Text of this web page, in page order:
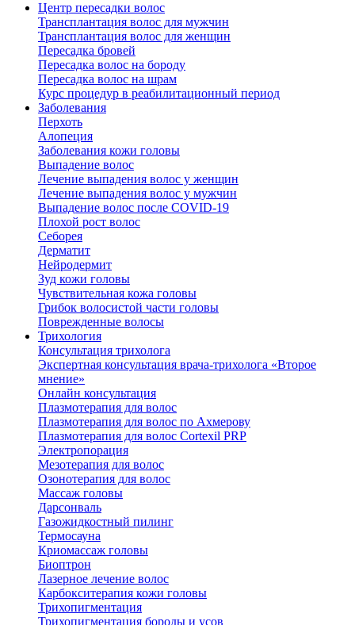
Центр пересадки волос
Трансплантация волос для мужчин
Трансплантация волос для женщин
Пересадка бровей
Пересадка волос на бороду
Пересадка волос на шрам
Курс процедур в реабилитационный период
Заболевания
Перхоть
Алопеция
Заболевания кожи головы
Выпадение волос
Лечение выпадения волос у женщин
Лечение выпадения волос у мужчин
Выпадение волос после COVID-19
Плохой рост волос
Cеборея
Дерматит
Нейродермит
Зуд кожи головы
Чувствительная кожа головы
Грибок волосистой части головы
Поврежденные волосы
Трихология
Консультация трихолога
Экспертная консультация врача-трихолога «Второе
мнение»
Онлайн консультация
Плазмотерапия для волос
Плазмотерапия для волос по Ахмерову
Плазмотерапия для волос Cortexil PRP
Электропорация
Мезотерапия для волос
Озонотерапия для волос
Массаж головы
Дарсонваль
Газожидкостный пилинг
Термосауна
Криомассаж головы
Биоптрон
Лазерное лечение волос
Карбокситерапия кожи головы
Трихопигментация
Трихопигментация бороды и усов